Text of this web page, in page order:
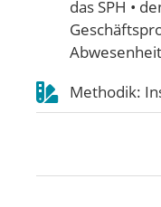
das SPH •
Methodik: